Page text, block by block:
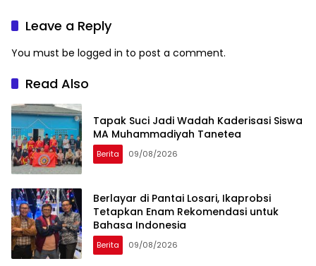
Leave a Reply
You must be logged in to post a comment.
Read Also
Tapak Suci Jadi Wadah Kaderisasi Siswa
MA Muhammadiyah Tanetea
Berita 09/08/2026
Berlayar di Pantai Losari, Ikaprobsi
Tetapkan Enam Rekomendasi untuk
Bahasa Indonesia
Berita 09/08/2026